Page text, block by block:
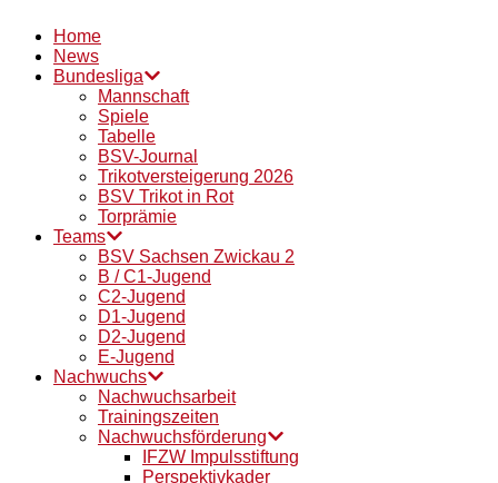
Home
News
Bundesliga
Mannschaft
Spiele
Tabelle
BSV-Journal
Trikotversteigerung 2026
BSV Trikot in Rot
Torprämie
Teams
BSV Sachsen Zwickau 2
B / C1-Jugend
C2-Jugend
D1-Jugend
D2-Jugend
E-Jugend
Nachwuchs
Nachwuchsarbeit
Trainingszeiten
Nachwuchsförderung
IFZW Impulsstiftung
Perspektivkader